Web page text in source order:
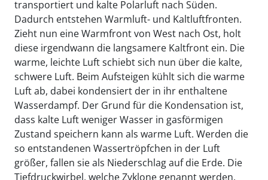
transportiert und kalte Polarluft nach Süden.
Dadurch entstehen Warmluft- und Kaltluftfronten.
Zieht nun eine Warmfront von West nach Ost, holt
diese irgendwann die langsamere Kaltfront ein. Die
warme, leichte Luft schiebt sich nun über die kalte,
schwere Luft. Beim Aufsteigen kühlt sich die warme
Luft ab, dabei kondensiert der in ihr enthaltene
Wasserdampf. Der Grund für die Kondensation ist,
dass kalte Luft weniger Wasser in gasförmigen
Zustand speichern kann als warme Luft. Werden die
so entstandenen Wassertröpfchen in der Luft
größer, fallen sie als Niederschlag auf die Erde. Die
Tiefdruckwirbel, welche Zyklone genannt werden,